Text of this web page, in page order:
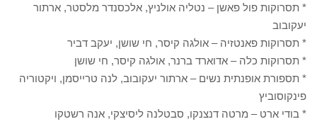
* תסרוקות פול פאשן – נטליה אולניץ, אלכסנדר מלסטר, ארתור
יעקובוב
* תסרוקות פאנטזיה – אולגה קיסר, חי שושן, יעקב דביר
* תסרוקות כלה – אדוארד ברנר, אולגה קיסר, חי שושן
* תספורת אופנתית נשים – ארתור יעקובוב, לנה טרייסמן, ויקטוריה
פינקוסוביץ
* בודי ארט – מרטה דנצנקו, סבטלנה ליסיצקי, אנה רשטקו